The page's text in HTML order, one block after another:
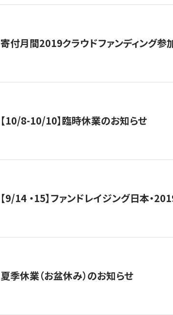
寄付月間2019クラウドファンディング参
【10/8-10/10】臨時休業のお知らせ
【9/14 ・15】ファンドレイジング日本・
夏季休業（お盆休み）のお知らせ